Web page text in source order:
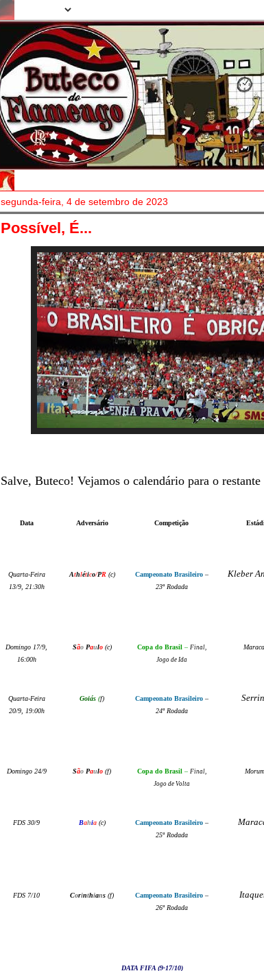
segunda-feira, 4 de setembro de 2023
Possível, É...
Salve, Buteco! Vejamos o calendário para o restante
Data Adversário Competição
Quarta-Feira
13/9, 21:30h
Athlético/PR (c) Campeonato Brasileiro –
23ª Rodada
Kleber
Domingo 17/9,
16:00h
SãoPaulo (c) Copa do Brasil – Final,
Jogo de Ida
M
Quarta-Feira
20/9, 19:00h
Goiás (f) Campeonato Brasileiro –
24ª Rodada
Domingo 24/9 São Paulo (f) Copa do Brasil – Final,
Jogo deVolta
FDS 30/9 Bahia (c) Campeonato Brasileiro –
25ª Rodada
FDS 7/10 Corinthians (f) Campeonato Brasileiro –
26ª Rodada
DATA FIFA (9-17/10)